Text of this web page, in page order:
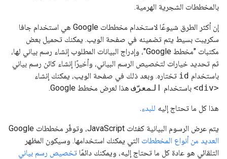
بالمخططات الشجرية الهرمية.
إن أكثر الطرق شيوعًا لاستخدام مخططات Google هي استخدام جافا
سكريبت بسيط يتم تضمينه في صفحة الويب. يمكنك تحميل بعض
مكتبات "مخطط Google"، وإدراج البيانات المطلوب إنشاء رسم بياني لها،
ثم تحديد خيارات لتخصيص الرسم البياني، وأخيرًا إنشاء كائن رسم بياني
باستخدام id تختاره. وبعد ذلك في صفحة الويب، يمكنك إنشاء
<div>
باستخدام المعرّفهذا لعرض مخطط Google.
هذا كل ما تحتاج إليه للبدء.
يتم عرض الرسوم البيانية كفئات JavaScript، وتوفّر مخططات Google
العديد من أنواع المخططات التي يمكنك استخدامها. وسيكون المظهر
التلقائي هو عادة كل ما تحتاج إليه، ويمكنك دائمًا تخصيص رسم بياني